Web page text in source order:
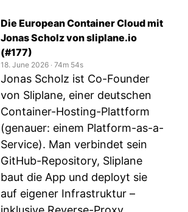
Die European Container Cloud mit
Jonas Scholz von sliplane.io
(#177)
18. June 2026 ‧ 74m 54s
Jonas Scholz ist Co-Founder
von Sliplane, einer deutschen
Container-Hosting-Plattform
(genauer: einem Platform-as-a-
Service). Man verbindet sein
GitHub-Repository, Sliplane
baut die App und deployt sie
auf eigener Infrastruktur –